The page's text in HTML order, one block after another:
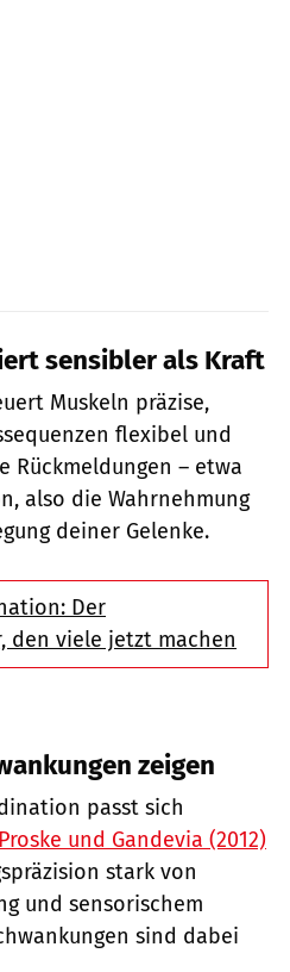
sensibler als Kraft
Muskeln präzise,
flexibel und
Rückmeldungen – etwa
also die Wahrnehmung
deiner Gelenke.
Der
den viele jetzt machen
zeigen
passt sich
Proske und Gandevia (2012)
stark von
und sensorischem
sind dabei